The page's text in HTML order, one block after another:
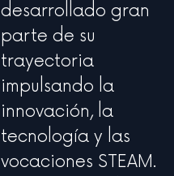
desarrollado gran
parte de su
trayectoria
impulsando la
innovación, la
tecnología y las
vocaciones STEAM.